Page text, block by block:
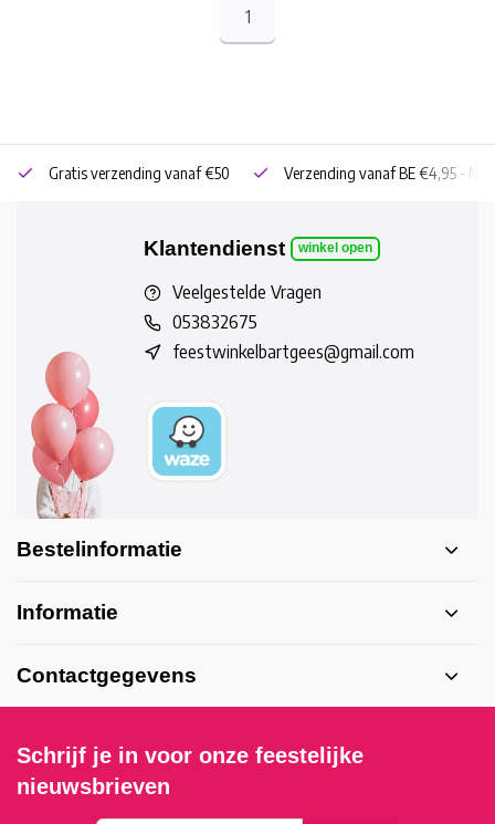
1
Gratis verzending vanaf €50 Verzending vanaf BE €4,95 - NL
Klantendienst winkel open
Veelgestelde Vragen
053832675
feestwinkelbartgees@gmail.com
Bestelinformatie
Informatie
Contactgegevens
Schrijf je in voor onze feestelijke
nieuwsbrieven